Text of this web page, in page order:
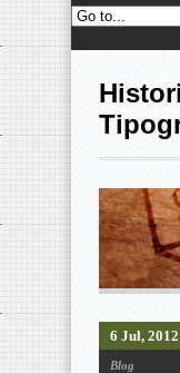
6 Jul, 2012
Blog